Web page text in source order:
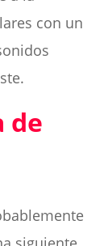
con un
de